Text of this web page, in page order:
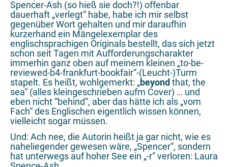
Spencer-Ash (so hieß sie doch?!) offenbar
dauerhaft „verlegt“ habe, habe ich mir selbst
gegenüber Wort gehalten und mir daraufhin
kurzerhand ein Mängelexemplar des
englischsprachigen Originals bestellt, das sich jetzt
schon seit Tagen mit Aufforderungscharakter
immerhin ganz oben auf meinem kleinen „to-be-
reviewed-b4-frankfurt-bookfair“-(Leucht-)Turm
stapelt. Es heißt, wohlgemerkt: „beyond that, the
sea“ (alles kleingeschrieben aufm Cover) … und
eben nicht “behind“, aber das hätte ich als „vom
Fach“ des Englischen eigentlich wissen können,
vielleicht sogar müssen.
Und: Ach nee, die Autorin heißt ja gar nicht, wie es
naheliegender gewesen wäre, „Spencer“, sondern
hat unterwegs auf hoher See ein „-r“ verloren: Laura